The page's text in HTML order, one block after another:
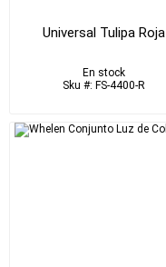
Universal Tulipa Roja
En stock
Sku #: FS-4400-R